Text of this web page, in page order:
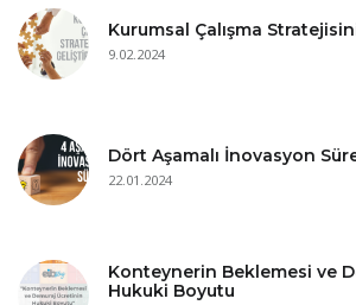
Kurumsal Çalışma
9.02.2024
Dört Aşamalı İnovasyon
22.01.2024
Konteynerin Beklemesi ve
Hukuki Boyutu